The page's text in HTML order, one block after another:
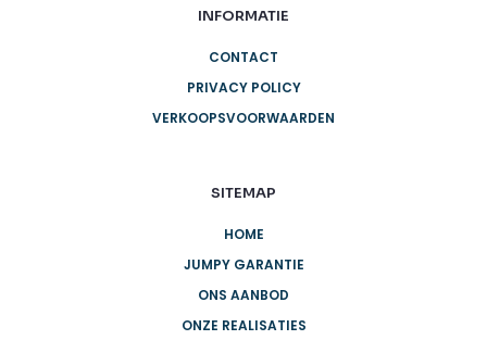
INFORMATIE
CONTACT
PRIVACY POLICY
VERKOOPSVOORWAARDEN
SITEMAP
HOME
JUMPY GARANTIE
ONS AANBOD
ONZE REALISATIES